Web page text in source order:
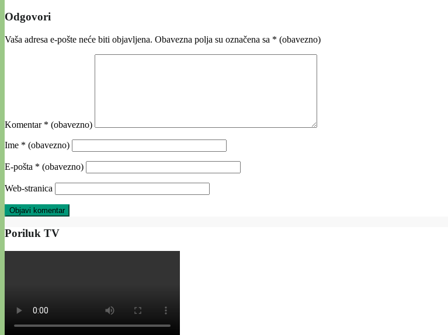
Odgovori
Vaša adresa e-pošte neće biti objavljena. Obavezna polja su označena sa * (obavezno)
Komentar * (obavezno)
Ime * (obavezno)
E-pošta * (obavezno)
Web-stranica
Poriluk TV